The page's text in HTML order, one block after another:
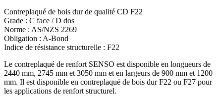
Contreplaqué de bois dur de qualité CD F22
Grade : C face / D dos
Norme : AS/NZS 2269
Obligation : A-Bond
Indice de résistance structurelle : F22
Le contreplaqué de renfort SENSO est disponible en longueurs de
2440 mm, 2745 mm et 3050 mm et en largeurs de 900 mm et 1200
mm. Il est disponible en contreplaqué de bois dur F22 ou F27 pour
les applications de renfort structurel.